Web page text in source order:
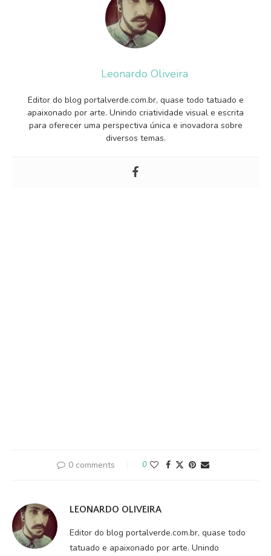
Leonardo Oliveira
Editor do blog portalverde.com.br, quase todo tatuado e
apaixonado por arte. Unindo criatividade visual e escrita
para oferecer uma perspectiva única e inovadora sobre
diversos temas.
0 comments 0
LEONARDO OLIVEIRA
Editor do blog portalverde.com.br, quase todo
tatuado e apaixonado por arte. Unindo